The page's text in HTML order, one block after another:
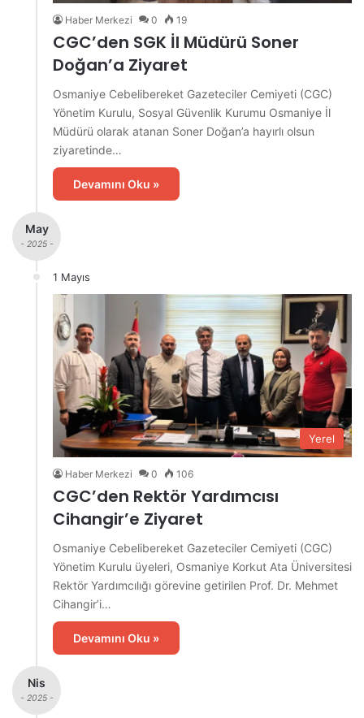
Haber Merkezi 0 19
CGC’den SGK İl Müdürü Soner
Doğan’a Ziyaret
Osmaniye Cebelibereket Gazeteciler Cemiyeti (CGC)
Yönetim Kurulu, Sosyal Güvenlik Kurumu Osmaniye İl
Müdürü olarak atanan Soner Doğan’a hayırlı olsun
ziyaretinde…
Devamını Oku »
May
- 2025 -
1 Mayıs
Yerel
Haber Merkezi 0 106
CGC’den Rektör Yardımcısı
Cihangir’e Ziyaret
Osmaniye Cebelibereket Gazeteciler Cemiyeti (CGC)
Yönetim Kurulu üyeleri, Osmaniye Korkut Ata Üniversitesi
Rektör Yardımcılığı görevine getirilen Prof. Dr. Mehmet
Cihangir’i…
Devamını Oku »
Nis
- 2025 -